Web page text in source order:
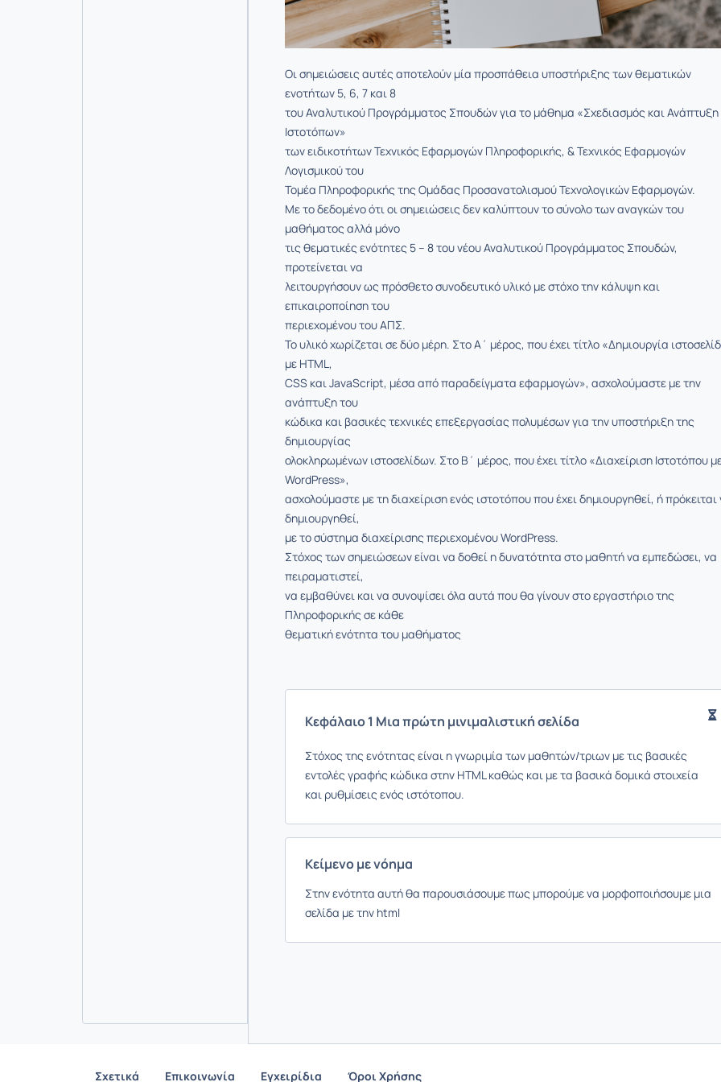
Οι σημειώσεις αυτές αποτελούν μία προσπάθεια υποστήριξης των θεματικών
ενοτήτων 5, 6, 7 και 8
του Αναλυτικού Προγράμματος Σπουδών για το μάθημα «Σχεδιασμός και Ανάπτυξη
Ιστοτόπων»
των ειδικοτήτων Τεχνικός Εφαρμογών Πληροφορικής, & Τεχνικός Εφαρμογών
Λογισμικού του
Τομέα Πληροφορικής της Ομάδας Προσανατολισμού Τεχνολογικών Εφαρμογών.
Με το δεδομένο ότι οι σημειώσεις δεν καλύπτουν το σύνολο των αναγκών του
μαθήματος αλλά μόνο
τις θεματικές ενότητες 5 – 8 του νέου Αναλυτικού Προγράμματος Σπουδών,
προτείνεται να
λειτουργήσουν ως πρόσθετο συνοδευτικό υλικό με στόχο την κάλυψη και
επικαιροποίηση του
περιεχομένου του ΑΠΣ.
Το υλικό χωρίζεται σε δύο μέρη. Στο Α΄ μέρος, που έχει τίτλο «Δημιουργία
με HTML,
CSS και JavaScript, μέσα από παραδείγματα εφαρμογών», ασχολούμαστε με την
ανάπτυξη του
κώδικα και βασικές τεχνικές επεξεργασίας πολυμέσων για την υποστήριξη της
δημιουργίας
ολοκληρωμένων ιστοσελίδων. Στο Β΄ μέρος, που έχει τίτλο «Διαχείριση Ιστοτόπου
WordPress»,
ασχολούμαστε με τη διαχείριση ενός ιστοτόπου που έχει δημιουργηθεί, ή πρόκειται
δημιουργηθεί,
με το σύστημα διαχείρισης περιεχομένου WordPress.
Στόχος των σημειώσεων είναι να δοθεί η δυνατότητα στο μαθητή να εμπεδώσει, να
πειραματιστεί,
να εμβαθύνει και να συνοψίσει όλα αυτά που θα γίνουν στο εργαστήριο της
Πληροφορικής σε κάθε
θεματική ενότητα του μαθήματος
Κεφάλαιο 1 Μια πρώτη μινιμαλιστική σελίδα
Στόχος της ενότητας είναι η γνωριμία των μαθητών/τριων με τις βασικές
εντολές γραφής κώδικα στην HTML καθώς και με τα βασικά δομικά στοιχεία
και ρυθμίσεις ενός ιστότοπου.
Κείμενο με νόημα
Στην ενότητα αυτή θα παρουσιάσουμε πως μπορούμε να μορφοποιήσουμε μια
σελίδα με την html
Σχετικά Επικοινωνία Εγχειρίδια Όροι Χρήσης